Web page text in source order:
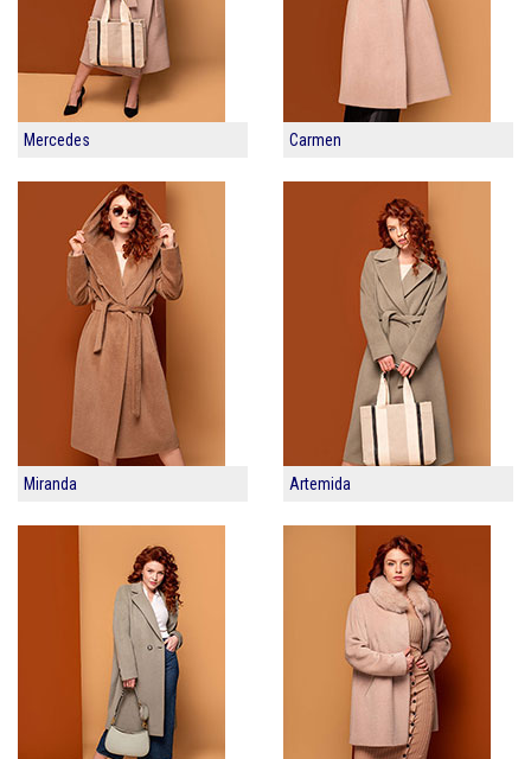
Mercedes Carmen
Miranda Artemida